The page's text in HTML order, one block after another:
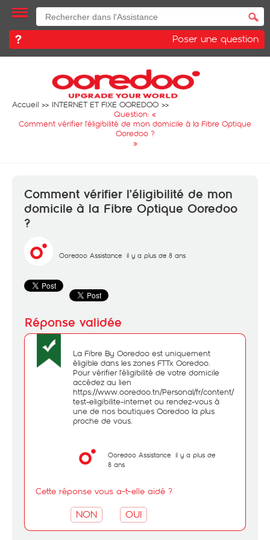
Poser une question
Accueil
INTERNET ET FIXE OOREDOO
Question: «
Comment vérifier l’éligibilité de mon domicile à la Fibre Optique
Ooredoo ?
»
Comment vérifier l’éligibilité de mon
domicile à la Fibre Optique Ooredoo
?
Ooredoo Assistance il y a plus de 8 ans
La Fibre By Ooredoo est uniquement
éligible dans les zones FTTx Ooredoo.
Pour vérifier l’éligibilité de votre domicile
accédez au lien
https://www.ooredoo.tn/Personal/fr/content/797-
test-eligibilite-internet ou rendez-vous à
une de nos boutiques Ooredoo la plus
proche de vous.
Ooredoo Assistance il y a plus de
8 ans
Cette réponse vous a-t-elle aidé ?
NON OUI